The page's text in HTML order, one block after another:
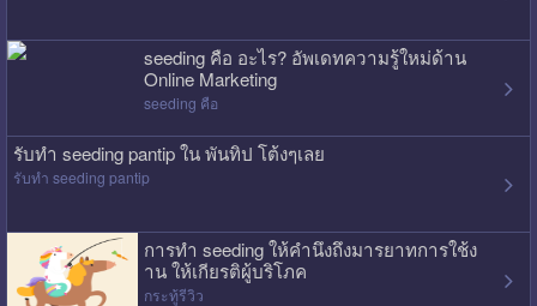
seeding คือ อะไร? อัพเดทความรู้ใหม่ด้าน
Online Marketing
seeding คือ
รับทำ seeding pantip ใน พันทิป โต้งๆเลย
รับทำ seeding pantip
การทำ seeding ให้คำนึงถึงมารยาทการใช้ง
าน ให้เกียรติผู้บริโภค
กระทู้รีวิว